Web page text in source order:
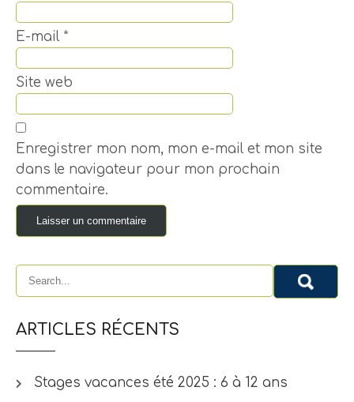
E-mail *
Site web
Enregistrer mon nom, mon e-mail et mon site
dans le navigateur pour mon prochain
commentaire.
ARTICLES RÉCENTS
Stages vacances été 2025 : 6 à 12 ans